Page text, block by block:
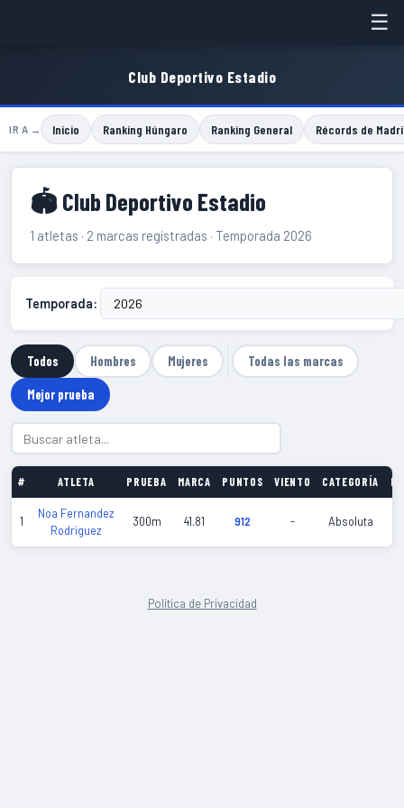
☰
Club Deportivo Estadio
IR A → Inicio Ranking Húngaro Ranking General Récords de
🏟 Club Deportivo Estadio
1 atletas · 2 marcas registradas · Temporada 2026
Temporada:
Todos Hombres Mujeres Todas las marcas
Mejor prueba
# ATLETA PRUEBA MARCA PUNTOS VIENTO CATEGORÍA
1
Noa Fernandez
Rodriguez
300m 41.81 912 - Absoluta
Política de Privacidad